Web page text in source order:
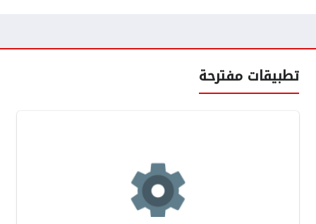
تطبيقات مفترحة